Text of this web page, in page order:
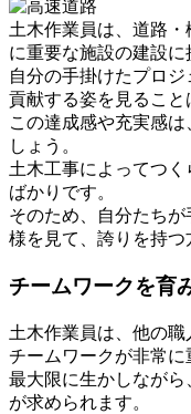
土木作業員は、道路
に重要な施設の建設に
自分の手掛けたプロ
貢献する姿を見ること
この達成感や充実感
しょう。
土木工事によってつ
ばかりです。
そのため、自分たち
様を見て、誇りを持つ
チームワークを育
土木作業員は、他の職
チームワークが非常
最大限に生かしなが
が求められます。